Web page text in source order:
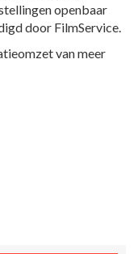
openbaar
door FilmService.
van meer